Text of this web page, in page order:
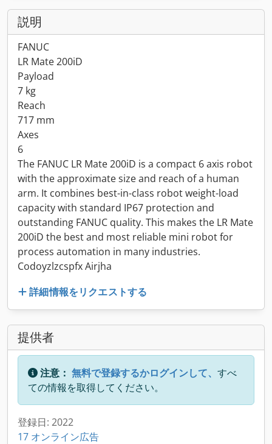
説明
FANUC
LR Mate 200iD
Payload
7 kg
Reach
717 mm
Axes
6
The FANUC LR Mate 200iD is a compact 6 axis robot
with the approximate size and reach of a human
arm. It combines best-in-class robot weight-load
capacity with standard IP67 protection and
outstanding FANUC quality. This makes the LR Mate
200iD the best and most reliable mini robot for
process automation in many industries.
Codoyzlzcspfx Airjha
詳細情報をリクエストする
提供者
注意： 無料で登録するかログインして、 すべ
ての情報を取得してください。
登録日: 2022
17 オンライン広告